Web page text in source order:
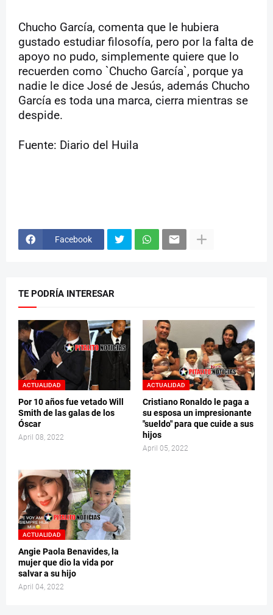
Chucho García, comenta que le hubiera
gustado estudiar filosofía, pero por la falta de
apoyo no pudo, simplemente quiere que lo
recuerden como `Chucho García`, porque ya
nadie le dice José de Jesús, además Chucho
García es toda una marca, cierra mientras se
despide.
Fuente: Diario del Huila
Facebook
TE PODRÍA INTERESAR
ACTUALIDAD
Por 10 años fue vetado Will
Smith de las galas de los
Óscar
April 08, 2022
ACTUALIDAD
Cristiano Ronaldo le paga a
su esposa un impresionante
"sueldo" para que cuide a sus
hijos
April 05, 2022
ACTUALIDAD
Angie Paola Benavides, la
mujer que dio la vida por
salvar a su hijo
April 04, 2022